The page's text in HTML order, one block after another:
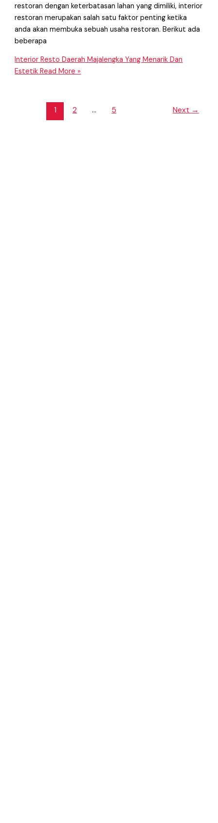
restoran dengan keterbatasan lahan yang dimiliki, interior
restoran merupakan salah satu faktor penting ketika
anda akan membuka sebuah usaha restoran. Berikut ada
beberapa
Interior Resto Daerah Majalengka Yang Menarik Dan
Estetik Read More »
1 2 … 5 Next →